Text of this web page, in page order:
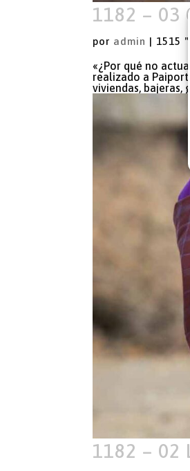
1182 – 03
por admin | 1515
«¿Por qué no
realizado a
viviendas, bajeras,
1182 – 02